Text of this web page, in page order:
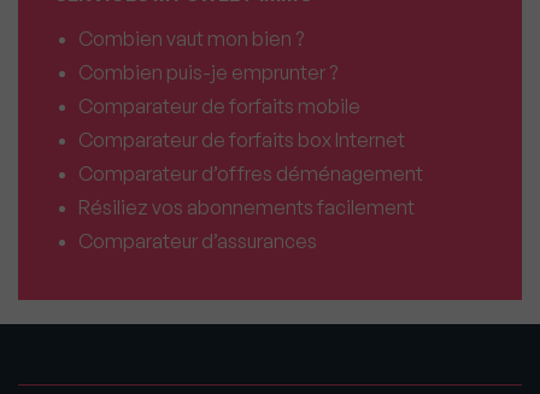
Combien vaut mon bien ?
Combien puis-je emprunter ?
Comparateur de forfaits mobile
Comparateur de forfaits box Internet
Comparateur d’offres déménagement
Résiliez vos abonnements facilement
Comparateur d’assurances